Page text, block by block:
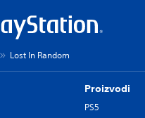
Lost In Random
Proizvodi
PS5